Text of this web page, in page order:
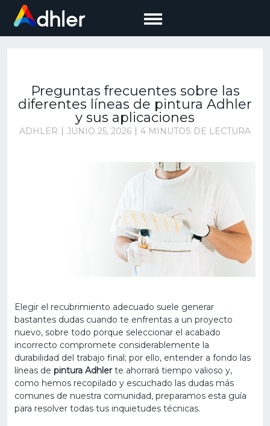
Preguntas frecuentes sobre las
diferentes líneas de pintura Adhler
y sus aplicaciones
ADHLER JUNIO 25, 2026 4 MINUTOS DE LECTURA
Elegir el recubrimiento adecuado suele generar
bastantes dudas cuando te enfrentas a un proyecto
nuevo, sobre todo porque seleccionar el acabado
incorrecto compromete considerablemente la
durabilidad del trabajo final; por ello, entender a fondo las
líneas de pintura Adhlerte ahorrará tiempo valioso y,
como hemos recopilado y escuchado las dudas más
comunes de nuestra comunidad, preparamos esta guía
para resolver todas tus inquietudes técnicas.